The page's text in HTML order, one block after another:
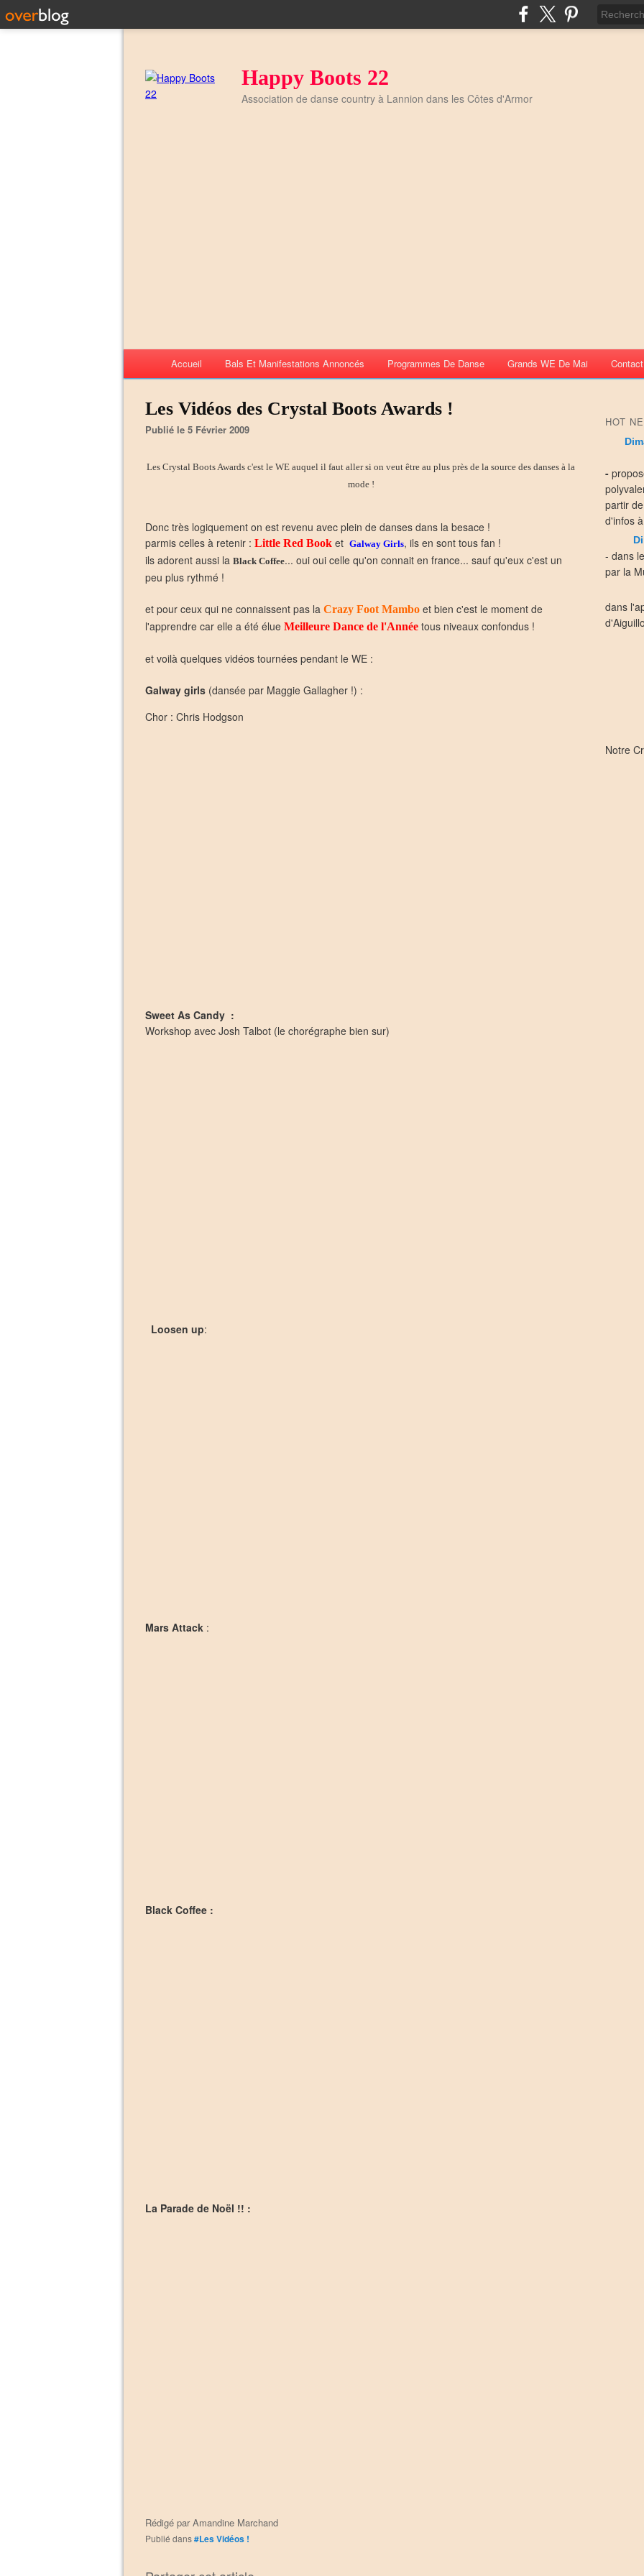
Happy Boots 22
Association de danse country à Lannion dans les Côtes d'Armor
Accueil Bals Et Manifestations Annoncés Programmes De Danse Grands WE De Mai Contact
Les Vidéos des Crystal Boots Awards !
Publié le 5 Février 2009
Les Crystal Boots Awards c'est le WE auquel il faut aller si on veut être au plus près de la source des danses à la
mode !
Donc très logiquement on est revenu avec plein de danses dans la besace !
parmis celles à retenir : Little Red Book et Galway Girls, ils en sont tous fan !
ils adorent aussi la Black Coffee... oui oui celle qu'on connait en france... sauf qu'eux c'est un
peu plus rythmé !
et pour ceux qui ne connaissent pas la Crazy Foot Mambo et bien c'est le moment de
l'apprendre car elle a été élue Meilleure Dance de l'Année tous niveaux confondus !
et voilà quelques vidéos tournées pendant le WE :
Galway girls (dansée par Maggie Gallagher !) :
Chor : Chris Hodgson
Sweet As Candy :
Workshop avec Josh Talbot (le chorégraphe bien sur)
Loosen up:
Mars Attack :
Black Coffee :
La Parade de Noël !! :
Rédigé parAmandine Marchand
Publié dans#Les Vidéos !
HOT
-
partir
d'infos
- dans
par la
dans
Notre